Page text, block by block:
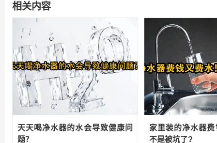
相关内容
天天喝净水器的水会导致健康问
题？
家里装的净水器
不是被坑了?